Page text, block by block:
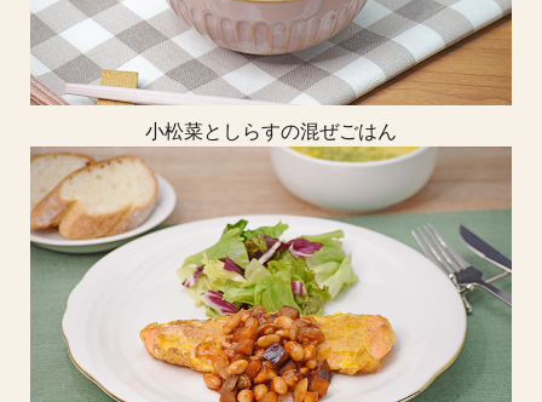
小松菜としらすの混ぜごはん